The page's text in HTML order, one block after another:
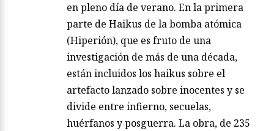
en pleno día de verano. En la primera
parte de Haikus de la bomba atómica
(Hiperión), que es fruto de una
investigación de más de una década,
están incluidos los haikus sobre el
artefacto lanzado sobre inocentes y se
divide entre infierno, secuelas,
huérfanos y posguerra. La obra, de 235